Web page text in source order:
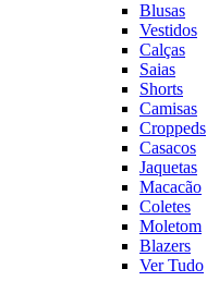
Blusas
Vestidos
Calças
Saias
Shorts
Camisas
Croppeds
Casacos
Jaquetas
Macacão
Coletes
Moletom
Blazers
Ver Tudo